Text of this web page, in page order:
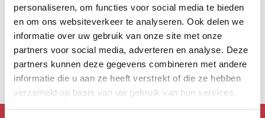
personaliseren, om functies voor social media te bieden
en om ons websiteverkeer te analyseren. Ook delen we
informatie over uw gebruik van onze site met onze
partners voor social media, adverteren en analyse. Deze
partners kunnen deze gegevens combineren met andere
informatie die u aan ze heeft verstrekt of die ze hebben
verzameld op basis van uw gebruik van hun services.
Utrecht – Castellum
Hoge Woerd viert feest
met een gratis
toegankelijk festival